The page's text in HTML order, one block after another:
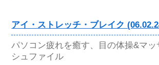
アイ・ストレッチ・ブレイク
パソコン疲れを癒す、目の体操&マッ
シュファイル